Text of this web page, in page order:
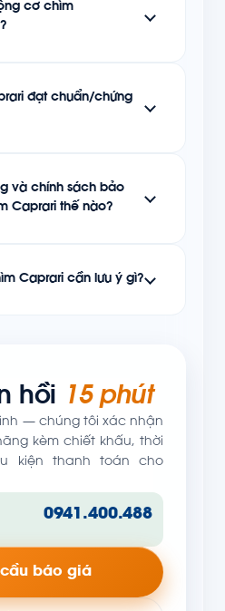
cơ chìm
đạt chuẩn/chứng
và chính sách bảo
Caprari thế nào?
Caprari cần lưu ý gì?
hồi 15 phút
— chúng tôi xác nhận
kèm chiết khấu, thời
kiện thanh toán cho
0941.400.488
cầu báo giá